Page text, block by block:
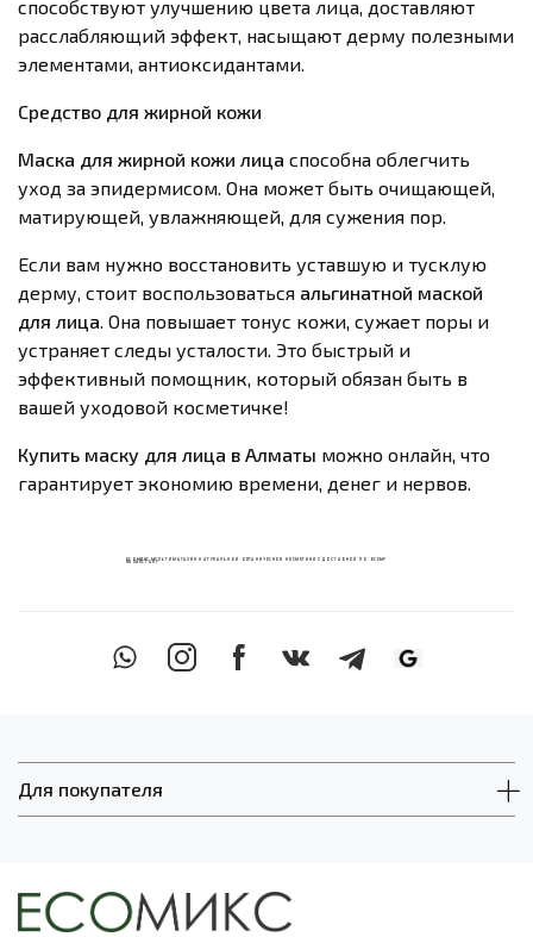
способствуют улучшению цвета лица, доставляют
расслабляющий эффект, насыщают дерму полезными
элементами, антиоксидантами.
Средство для жирной кожи
Маска для жирной кожи лица способна облегчить
уход за эпидермисом. Она может быть очищающей,
матирующей, увлажняющей, для сужения пор.
Если вам нужно восстановить уставшую и тусклую
дерму, стоит воспользоваться альгинатной маской
для лица. Она повышает тонус кожи, сужает поры и
устраняет следы усталости. Это быстрый и
эффективный помощник, который обязан быть в
вашей уходовой косметичке!
Купить маску для лица в Алматы можно онлайн, что
гарантирует экономию времени, денег и нервов.
ECOМИКС МУЛЬТИМАГАЗИН НАТУРАЛЬНОЙ ОРГАНИЧЕСКОЙ КОСМЕТИКИ С ДОСТАВКОЙ ПО ВСЕМУ
КАЗАХСТАНУ
Для покупателя